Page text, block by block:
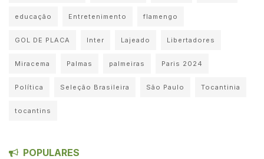
educação Entretenimento flamengo
GOL DE PLACA Inter Lajeado Libertadores
Miracema Palmas palmeiras Paris 2024
Política Seleção Brasileira São Paulo Tocantinia
tocantins
POPULARES